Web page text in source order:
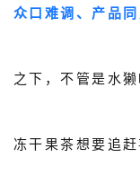
众口难调、产品
之下，不管是水
冻干果茶想要追